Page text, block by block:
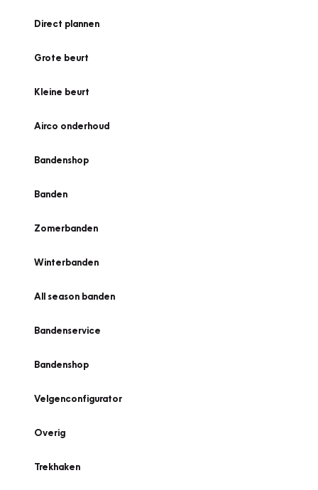
Direct plannen
Grote beurt
Kleine beurt
Airco onderhoud
Bandenshop
Banden
Zomerbanden
Winterbanden
All season banden
Bandenservice
Bandenshop
Velgenconfigurator
Overig
Trekhaken